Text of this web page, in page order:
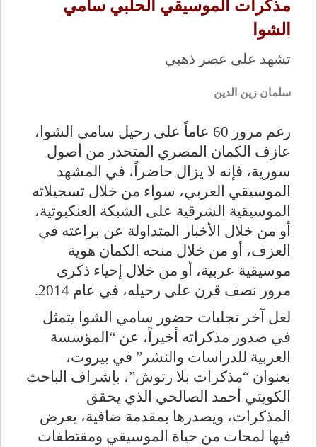
مذكرات الموسيقي الحلبي سامي
الشوا
تشهد على عصر ذهبي
سلمان زين الدين
رغم مرور 60 عاماً على رحيل سامي الشوا،
عازف الكمان المصري المتحدر من أصول
سورية، فإنه لا يزال حاضراً، في المشهد
الموسيقي العربي، سواء من خلال تسجيلاته
الموسيقية الشرقية على الشبكة العنكبوتية،
أو من خلال الأخبار المتداولة عن براعته في
العزف، أو من خلال منحه الكمان هوية
موسيقية عربية، أو من خلال إحياء ذكرى
مرور نصف قرن على رحيله، في عام 2014
.
لعل آخر تجليات حضور سامي الشوا يتمثل
في صدور مذكراته أخيراً، عن “المؤسسة
العربية للدراسات والنشر” في بيروت،
بعنوان “مذكرات بلا رتوش”، بإشراف الباحث
الكويتي أحمد الصالحي الذي يحقق
المذكرات، ويصدرها بمقدمة ضافية، يعرض
فيها لمحات من حياة الموسيقي ومقتطفات